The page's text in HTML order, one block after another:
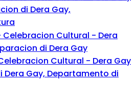
Cultural - Dera
di Dera Gay